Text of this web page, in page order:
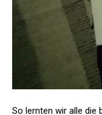
So lernten wir alle die